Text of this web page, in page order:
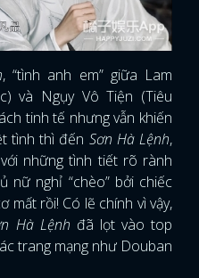
, “tình anh em” giữa Lam
và Ngụy Vô Tiện (Tiêu
tinh tế nhưng vẫn khiến
tình thì đến Sơn Hà Lệnh,
những tình tiết rõ rành
nữ nghỉ “chèo” bởi chiếc
mất rồi! Có lẽ chính vì vậy,
Hà Lệnh đã lọt vào top
trang mạng như Douban